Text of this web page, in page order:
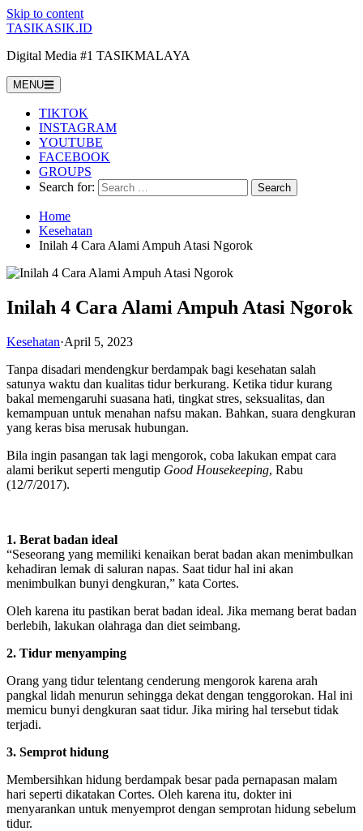
Skip to content
TASIKASIK.ID
Digital Media #1 TASIKMALAYA
MENU
TIKTOK
INSTAGRAM
YOUTUBE
FACEBOOK
GROUPS
Search for:
Home
Kesehatan
Inilah 4 Cara Alami Ampuh Atasi Ngorok
Inilah 4 Cara Alami Ampuh Atasi Ngorok
Kesehatan·April 5, 2023
Tanpa disadari mendengkur berdampak bagi kesehatan salah
satunya waktu dan kualitas tidur berkurang. Ketika tidur kurang
bakal memengaruhi suasana hati, tingkat stres, seksualitas, dan
kemampuan untuk menahan nafsu makan. Bahkan, suara dengkuran
yang keras bisa merusak hubungan.
Bila ingin pasangan tak lagi mengorok, coba lakukan empat cara
alami berikut seperti mengutip Good Housekeeping, Rabu
(12/7/2017).
1. Berat badan ideal
“Seseorang yang memiliki kenaikan berat badan akan menimbulkan
kehadiran lemak di saluran napas. Saat tidur hal ini akan
menimbulkan bunyi dengkuran,” kata Cortes.
Oleh karena itu pastikan berat badan ideal. Jika memang berat badan
berlebih, lakukan olahraga dan diet seimbang.
2. Tidur menyamping
Orang yang tidur telentang cenderung mengorok karena arah
pangkal lidah menurun sehingga dekat dengan tenggorokan. Hal ini
memicu bunyi dengkuran saat tidur. Jika miring hal tersebut tidak
terjadi.
3. Semprot hidung
Membersihkan hidung berdampak besar pada pernapasan malam
hari seperti dikatakan Cortes. Oleh karena itu, dokter ini
menyarankan untuk menyemprot dengan semprotan hidung sebelum
tidur.